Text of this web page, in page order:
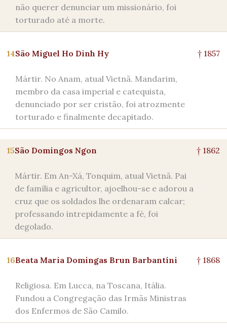
não querer denunciar um missionário, foi
torturado até a morte.
14São Miguel Ho Dinh Hy
Mártir. No Anam, atual Vietnã. Mandarim,
membro da casa imperial e catequista,
denunciado por ser cristão, foi atrozmente
torturado e finalmente decapitado.
† 1857
15São Domingos Ngon
Mártir. Em An-Xá, Tonquim, atual Vietnã. Pai
de família e agricultor, ajoelhou-se e adorou a
cruz que os soldados lhe ordenaram calcar;
professando intrepidamente a fé, foi
degolado.
† 1862
16Beata Maria Domingas Brun Barbantíni
Religiosa. Em Lucca, na Toscana, Itália.
Fundou a Congregação das Irmãs Ministras
dos Enfermos de São Camilo.
† 1868